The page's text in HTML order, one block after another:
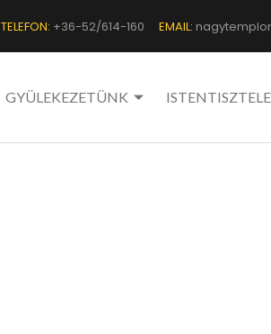
TELEFON: +36-52/614-160 EMAIL:
GYÜLEKEZETÜNK